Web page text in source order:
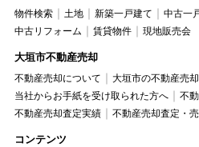
物件検索 土地 新築一戸建て 中古一
中古リフォーム
賃貸物件 現地販売会
大垣市不動産売却
不動産売却について
大垣市の不動産売
当社からお手紙を受け取られた方へ
不
不動産売却査定実績
不動産売却査定・
コンテンツ